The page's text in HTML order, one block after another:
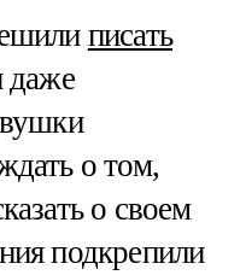
писать
даже
о том,
о своем
подкрепили